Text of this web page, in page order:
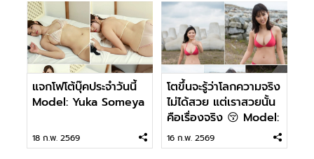
แจกโฟโต้บุ๊คประจำวันนี้
Model: Yuka Someya
18 ก.พ. 2569
โตขึ้นจะรู้ว่าโลกความจริง
ไม่ได้สวย แต่เราสวยนั้น
คือเรื่องจริง 😚 Model:
Aika Sawaguchi
16 ก.พ. 2569